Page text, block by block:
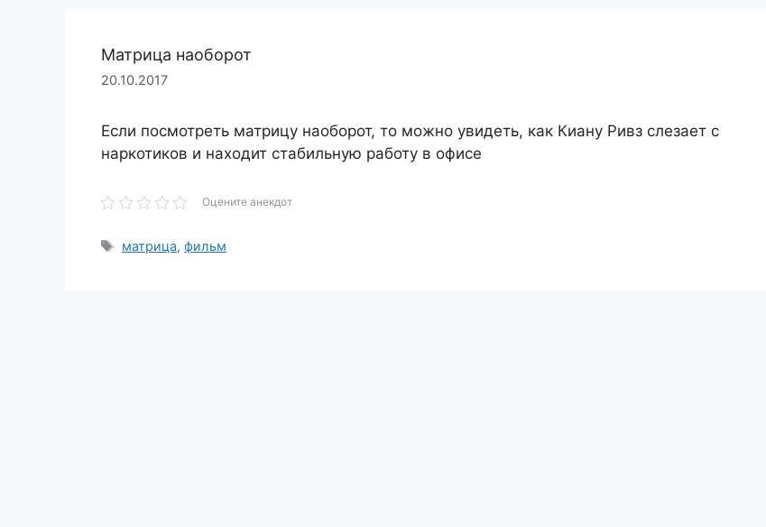
Матрица наоборот
20.10.2017
Если посмотреть матрицу наоборот, то можно увидеть, как Киану Ривз слезает с
наркотиков и находит стабильную работу в офисе
Оцените анекдот
Метки
матрица,фильм